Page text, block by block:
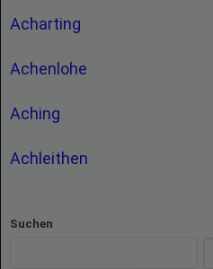
Acharting
Achenlohe
Aching
Achleithen
Suchen